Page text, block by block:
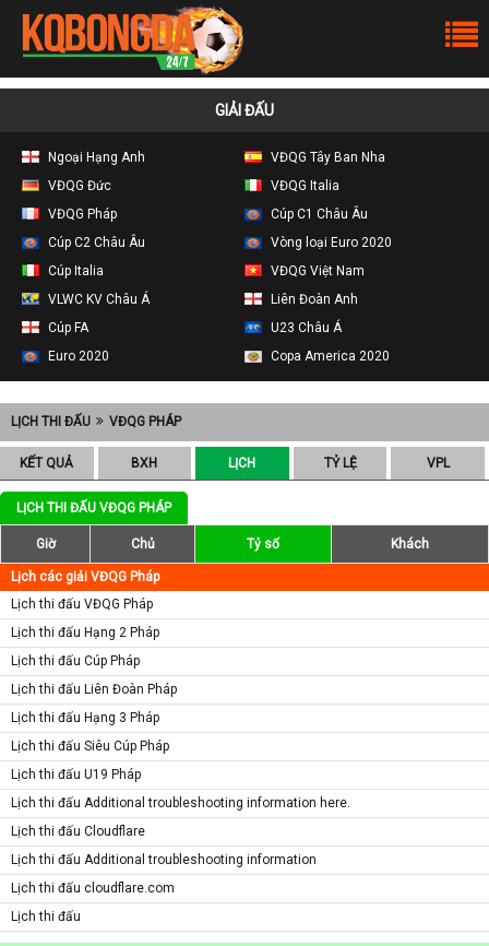
GIẢI ĐẤU
Ngoại Hạng Anh
VĐQG Tây Ban Nha
VĐQG Đức
VĐQG Italia
VĐQG Pháp
Cúp C1 Châu Âu
Cúp C2 Châu Âu
Vòng loại Euro 2020
Cúp Italia
VĐQG Việt Nam
VLWC KV Châu Á
Liên Đoàn Anh
Cúp FA
U23 Châu Á
Euro 2020
Copa America 2020
LỊCH THI ĐẤU VĐQG PHÁP
KẾT QUẢ BXH LỊCH TỶ LỆ VPL
LỊCH THI ĐẤU VĐQG PHÁP
Giờ Chủ Tỷ số Khách
Lịch các giải VĐQG Pháp
Lịch thi đấu VĐQG Pháp
Lịch thi đấu Hạng 2 Pháp
Lịch thi đấu Cúp Pháp
Lịch thi đấu Liên Đoàn Pháp
Lịch thi đấu Hạng 3 Pháp
Lịch thi đấu Siêu Cúp Pháp
Lịch thi đấu U19 Pháp
Lịch thi đấu Additional troubleshooting information here.
Lịch thi đấu Cloudflare
Lịch thi đấu Additional troubleshooting information
Lịch thi đấu cloudflare.com
Lịch thi đấu